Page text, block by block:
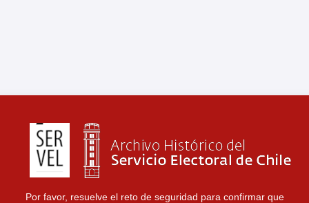
Por favor, resuelve el reto de seguridad para confirmar que